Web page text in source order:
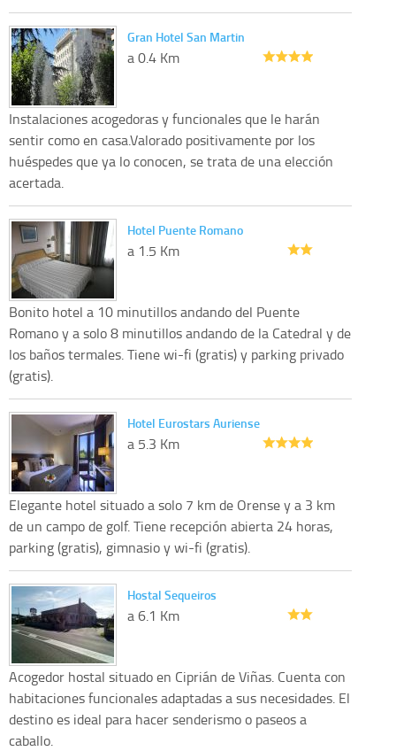
Gran Hotel San Martin
a 0.4 Km
Instalaciones acogedoras y funcionales que le harán
sentir como en casa.Valorado positivamente por los
huéspedes que ya lo conocen, se trata de una elección
acertada.
Hotel Puente Romano
a 1.5 Km
Bonito hotel a 10 minutillos andando del Puente
Romano y a solo 8 minutillos andando de la Catedral y de
los baños termales. Tiene wi-fi (gratis) y parking privado
(gratis).
Hotel Eurostars Auriense
a 5.3 Km
Elegante hotel situado a solo 7 km de Orense y a 3 km
de un campo de golf. Tiene recepción abierta 24 horas,
parking (gratis), gimnasio y wi-fi (gratis).
Hostal Sequeiros
a 6.1 Km
Acogedor hostal situado en Ciprián de Viñas. Cuenta con
habitaciones funcionales adaptadas a sus necesidades. El
destino es ideal para hacer senderismo o paseos a
caballo.